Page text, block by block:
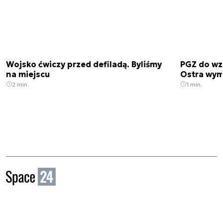
Wojsko ćwiczy przed defiladą. Byliśmy
na miejscu
2 min.
PGZ do
Ostra
1 min.